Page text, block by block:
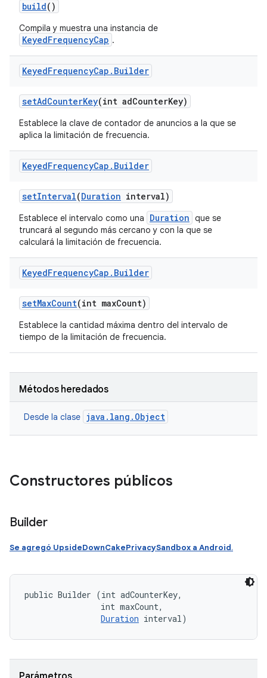
build()
Compila y muestra una instancia de
KeyedFrequencyCap .
KeyedFrequencyCap . Builder
setAdCounterKey(int adCounterKey)
Establece la clave de contador de anuncios a la que se
aplica la limitación de frecuencia.
KeyedFrequencyCap . Builder
setInterval(Duration interval)
Establece el intervalo como una Duration que se
truncará al segundo más cercano y con la que se
calculará la limitación de frecuencia.
KeyedFrequencyCap . Builder
setMaxCount(int maxCount)
Establece la cantidad máxima dentro del intervalo de
tiempo de la limitación de frecuencia.
Métodos heredados
Desde la clase java.lang.Object
Constructores públicos
Builder
Se agregó UpsideDownCakePrivacySandbox a Android.
public Builder (int adCounterKey,
                int maxCount,
Duration interval)